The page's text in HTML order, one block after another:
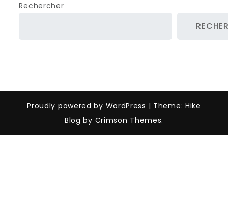
Rechercher
Proudly powered by WordPress | Theme: Hike
Blog by Crimson Themes.